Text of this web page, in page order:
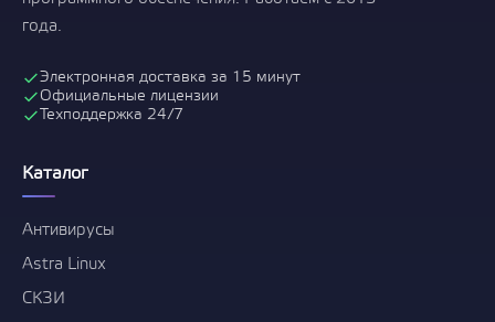
года.
Электронная доставка за 15 минут
Официальные лицензии
Техподдержка 24/7
Каталог
Антивирусы
Astra Linux
СКЗИ